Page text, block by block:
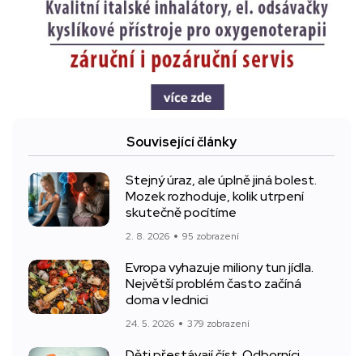
Související články
Stejný úraz, ale úplně jiná bolest.
Mozek rozhoduje, kolik utrpení
skutečně pocítíme
2. 8. 2026 95 zobrazení
Evropa vyhazuje miliony tun jídla.
Největší problém často začíná
doma v lednici
24. 5. 2026 379 zobrazení